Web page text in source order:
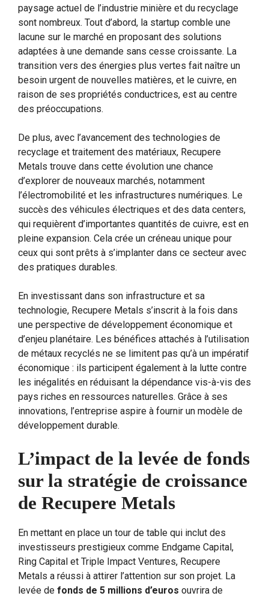
paysage actuel de l’industrie minière et du recyclage
sont nombreux. Tout d’abord, la startup comble une
lacune sur le marché en proposant des solutions
adaptées à une demande sans cesse croissante. La
transition vers des énergies plus vertes fait naître un
besoin urgent de nouvelles matières, et le cuivre, en
raison de ses propriétés conductrices, est au centre
des préoccupations.
De plus, avec l’avancement des technologies de
recyclage et traitement des matériaux, Recupere
Metals trouve dans cette évolution une chance
d’explorer de nouveaux marchés, notamment
l’électromobilité et les infrastructures numériques. Le
succès des véhicules électriques et des data centers,
qui requièrent d’importantes quantités de cuivre, est en
pleine expansion. Cela crée un créneau unique pour
ceux qui sont prêts à s’implanter dans ce secteur avec
des pratiques durables.
En investissant dans son infrastructure et sa
technologie, Recupere Metals s’inscrit à la fois dans
une perspective de développement économique et
d’enjeu planétaire. Les bénéfices attachés à l’utilisation
de métaux recyclés ne se limitent pas qu’à un impératif
économique : ils participent également à la lutte contre
les inégalités en réduisant la dépendance vis-à-vis des
pays riches en ressources naturelles. Grâce à ses
innovations, l’entreprise aspire à fournir un modèle de
développement durable.
L’impact de la levée de fonds
sur la stratégie de croissance
de Recupere Metals
En mettant en place un tour de table qui inclut des
investisseurs prestigieux comme Endgame Capital,
Ring Capital et Triple Impact Ventures, Recupere
Metals a réussi à attirer l’attention sur son projet. La
levée de fonds de 5 millions d’euros ouvrira de